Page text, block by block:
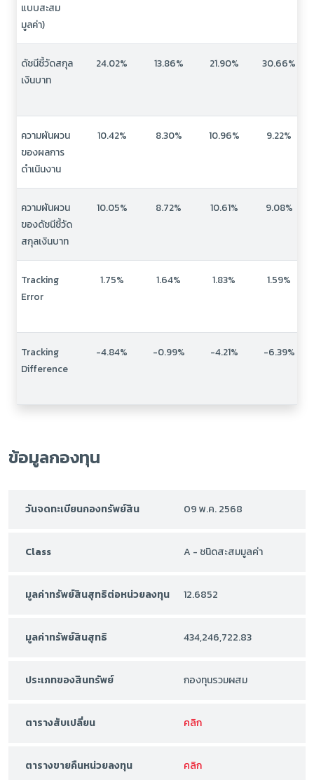
แบบสะสม
มูลค่า)
ดัชนีชี้วัดสกุล
เงินบาท
24.02% 13.86% 21.90% 30.66%
ความผันผวน
ของผลการ
ดำเนินงาน
10.42% 8.30% 10.96% 9.22%
ความผันผวน
ของดัชนีชี้วัด
สกุลเงินบาท
10.05% 8.72% 10.61% 9.08%
Tracking
Error
1.75% 1.64% 1.83% 1.59%
Tracking
Difference
-4.84% -0.99% -4.21% -6.39%
ข้อมูลกองทุน
วันจดทะเบียนกองทรัพย์สิน 09 พ.ค. 2568
Class A - ชนิดสะสมมูลค่า
มูลค่าทรัพย์สินสุทธิต่อหน่วยลงทุน 12.6852
มูลค่าทรัพย์สินสุทธิ 434,246,722.83
ประเภทของสินทรัพย์ กองทุนรวมผสม
ตารางสับเปลี่ยน คลิก
ตารางขายคืนหน่วยลงทุน คลิก